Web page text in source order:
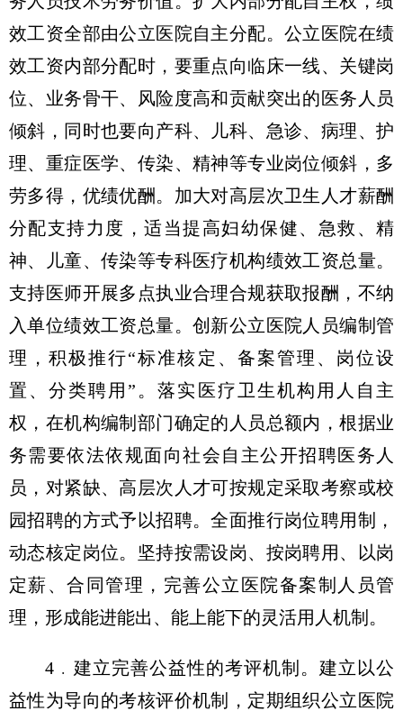
效工资全部由公立医院自主分配。公立医院在绩
效工资内部分配时，要重点向临床一线、关键岗
位、业务骨干、风险度高和贡献突出的医务人员
倾斜，同时也要向产科、儿科、急诊、病理、护
理、重症医学、传染、精神等专业岗位倾斜，多
劳多得，优绩优酬。加大对高层次卫生人才薪酬
分配支持力度，适当提高妇幼保健、急救、精
神、儿童、传染等专科医疗机构绩效工资总量。
支持医师开展多点执业合理合规获取报酬，不纳
入单位绩效工资总量。创新公立医院人员编制管
理，积极推行“标准核定、备案管理、岗位设
置、分类聘用”。落实医疗卫生机构用人自主
权，在机构编制部门确定的人员总额内，根据业
务需要依法依规面向社会自主公开招聘医务人
员，对紧缺、高层次人才可按规定采取考察或校
园招聘的方式予以招聘。全面推行岗位聘用制，
动态核定岗位。坚持按需设岗、按岗聘用、以岗
定薪、合同管理，完善公立医院备案制人员管
理，形成能进能出、能上能下的灵活用人机制。
4﹒建立完善公益性的考评机制。建立以公
益性为导向的考核评价机制，定期组织公立医院